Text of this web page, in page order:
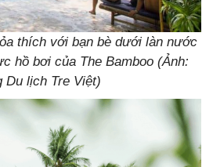
thích với bạn bè dưới làn nước
hồ bơi của The Bamboo (Ảnh:
Du lịch Tre Việt)